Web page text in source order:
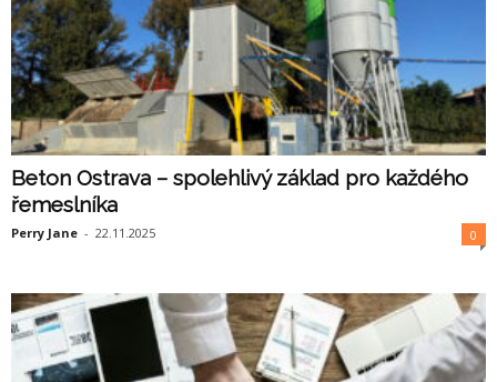
Beton Ostrava – spolehlivý základ pro každého
řemeslníka
Perry Jane - 22.11.2025 0